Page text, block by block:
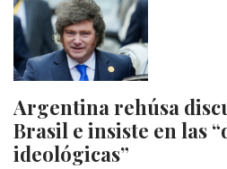
Argentina rehúsa
Brasil e insiste en las
ideológicas”